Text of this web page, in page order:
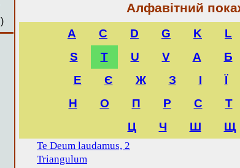
Алфавітний
A C D G K L
S
T U V А Б
Е
Є Ж З І Ї
Н
О П Р С Т
Ц
Ч Ш Щ
Te Deum laudamus, 2
Triangulum